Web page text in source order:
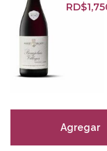
Zonas
Categorías
Orange
(7)
RD$
Agregar